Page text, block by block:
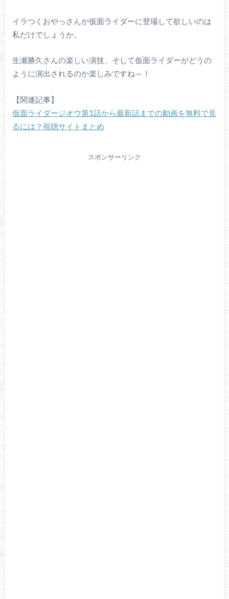
イラつくおやっさんが仮面ライダーに登場して欲しいのは
私だけでしょうか。
生瀬勝久さんの楽しい演技、そして仮面ライダーがどうの
ように演出されるのか楽しみですね～！
【関連記事】
仮面ライダージオウ第1話から最新話までの動画を無料で見
るには？視聴サイトまとめ
スポンサーリンク